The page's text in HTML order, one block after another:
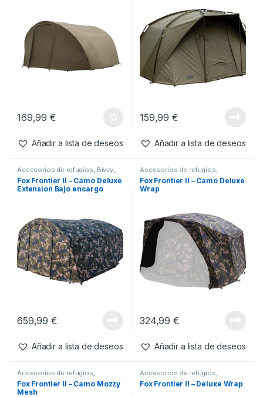
169,99€
Añadir a lista de deseos
159,99€
Añadir a lista de deseos
Accesorios de refugios, Bivvy,
Refugios
Fox Frontier II – Camo Deluxe
Extension Bajo encargo
659,99€
Añadir a lista de deseos
Accesorios de refugios,
Refugios
Fox Frontier II – Camo Deluxe
Wrap
324,99€
Añadir a lista de deseos
Accesorios de refugios,
Refugios
Fox Frontier II – Camo Mozzy
Mesh
Accesorios de refugios,
Refugios
Fox Frontier II – Deluxe Wrap